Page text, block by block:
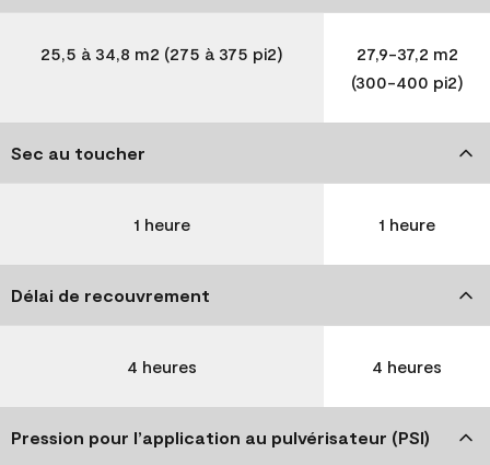
25,5 à 34,8 m2 (275 à 375 pi2)
27,9-37,2 m2
(300-400 pi2)
Sec au toucher
1 heure 1 heure
Délai de recouvrement
4 heures 4 heures
Pression pour l’application au pulvérisateur (PSI)